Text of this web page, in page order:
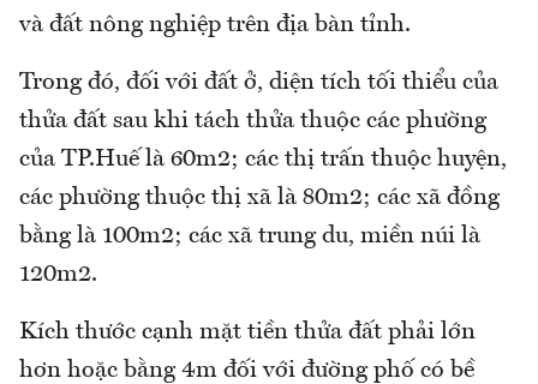
và đất nông nghiệp trên địa bàn tỉnh.
Trong đó, đối với đất ở, diện tích tối thiểu của
thửa đất sau khi tách thửa thuộc các phường
của TP.Huế là 60m2; các thị trấn thuộc huyện,
các phường thuộc thị xã là 80m2; các xã đồng
bằng là 100m2; các xã trung du, miền núi là
120m2.
Kích thước cạnh mặt tiền thửa đất phải lớn
hơn hoặc bằng 4m đối với đường phố có bề